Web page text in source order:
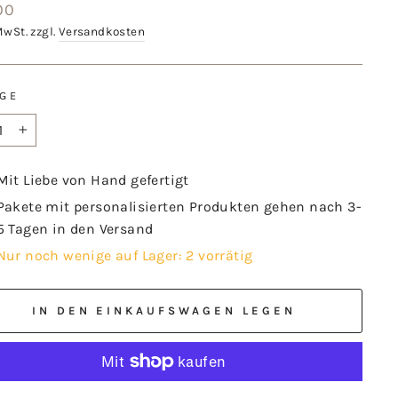
zzgl. Versandkosten
Liebe von Hand gefertigt
mit personalisierten Produkten gehen nach 3-
Tagen in den Versand
noch wenige auf Lager: 2 vorrätig
IN DEN EINKAUFSWAGEN LEGEN